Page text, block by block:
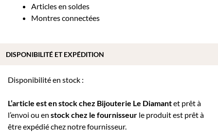
Articles en soldes
Montres connectées
Disponibilité en stock :
L’article est en stock chez Bijouterie Le Diamantet prêt à
l’envoi ou en stock chez le fournisseur le produit est prêt à
être expédié chez notre fournisseur.
DISPONIBILITÉ ET EXPÉDITION